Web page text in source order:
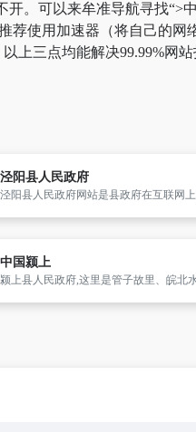
。可以来牟准导航寻找“>
荐使用加速器（将自己的网
上三点均能解决99.99%网
泾阳县人民政府
中国颍上